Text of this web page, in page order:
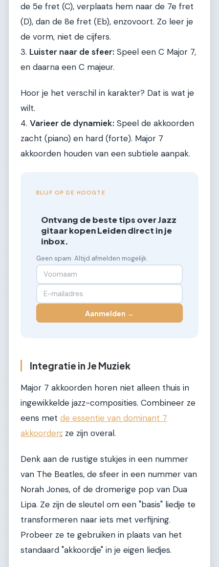
de 5e fret (C), verplaats hem naar de 7e fret
(D), dan de 8e fret (Eb), enzovoort. Zo leer je
de vorm, niet de cijfers.
3. Luister naar de sfeer: Speel een C Major 7,
en daarna een C majeur.
Hoor je het verschil in karakter? Dat is wat je
wilt.
4. Varieer de dynamiek: Speel de akkoorden
zacht (piano) en hard (forte). Major 7
akkoorden houden van een subtiele aanpak.
BLIJF OP DE HOOGTE
Ontvang de beste tips over Jazz
gitaar kopen Leiden direct in je
inbox.
Geen spam. Altijd afmelden mogelijk.
Aanmelden →
Integratie in Je Muziek
Major 7 akkoorden horen niet alleen thuis in
ingewikkelde jazz-composities. Combineer ze
eens met de essentie van dominant 7
akkoorden; ze zijn overal.
Denk aan de rustige stukjes in een nummer
van The Beatles, de sfeer in een nummer van
Norah Jones, of de dromerige pop van Dua
Lipa. Ze zijn de sleutel om een "basis" liedje te
transformeren naar iets met verfijning.
Probeer ze te gebruiken in plaats van het
standaard "akkoordje" in je eigen liedjes.